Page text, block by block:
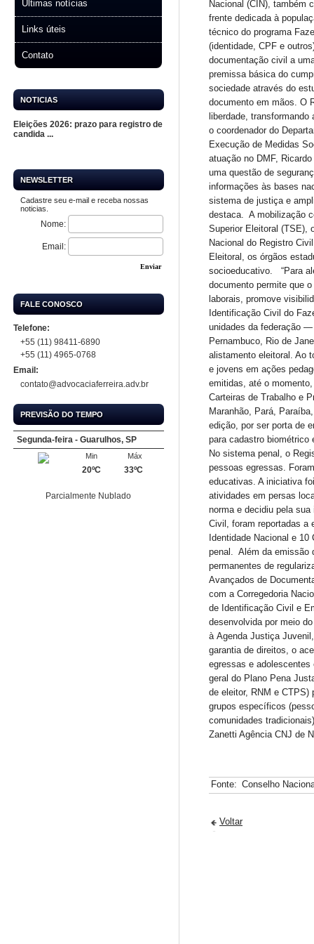
Últimas notícias
Links úteis
Contato
NOTICIAS
Eleições 2026: prazo para registro de
candida ...
NEWSLETTER
Cadastre seu e-mail e receba nossas
noticias.
Nome:
Email:
Enviar
FALE CONOSCO
Telefone:
+55 (11) 98411-6890
+55 (11) 4965-0768
Email:
contato@advocaciaferreira.adv.br
PREVISÃO DO TEMPO
Segunda-feira - Guarulhos, SP
Máx
33ºC
Min
20ºC
Parcialmente Nublado
Nacional (CIN), também
frente dedicada à
técnico do programa
(identidade, CPF e
documentação civil a
premissa básica do
sociedade através do
documento em mãos. O
liberdade,
o coordenador do
Execução de Medidas
atuação no DMF,
uma questão de
informações às bases
sistema de justiça e
destaca. A mobilização
Superior Eleitoral (TSE),
Nacional do Registro
Eleitoral, os órgãos
socioeducativo. “Para
documento permite que
laborais, promove
Identificação Civil do
unidades da federação
Pernambuco, Rio de
alistamento eleitoral. Ao
e jovens em ações
emitidas, até o
Carteiras de Trabalho e
Maranhão, Pará,
edição, por ser porta de
para cadastro
No sistema penal, o
pessoas egressas.
educativas. A iniciativa
atividades em persas
norma e decidiu pela
Civil, foram reportadas a
Identidade Nacional e
penal. Além da emissão
permanentes de
Avançados de
com a Corregedoria
de Identificação Civil e
desenvolvida por meio
à Agenda Justiça
garantia de direitos, o
egressas e
geral do Plano Pena
de eleitor, RNM e CTPS)
grupos específicos
comunidades
Zanetti Agência CNJ de
Fonte: Conselho
Voltar